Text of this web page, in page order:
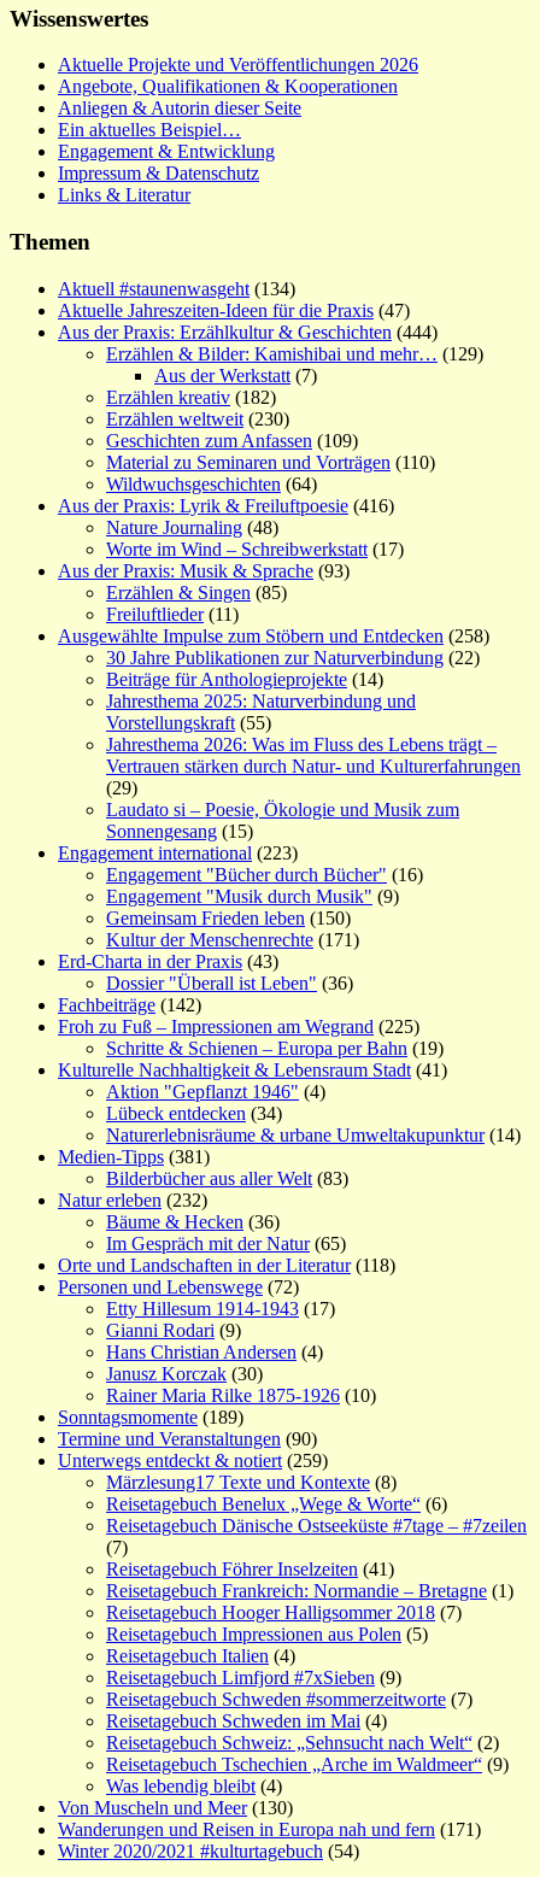
Wissenswertes
Aktuelle Projekte und Veröffentlichungen 2026
Angebote, Qualifikationen & Kooperationen
Anliegen & Autorin dieser Seite
Ein aktuelles Beispiel…
Engagement & Entwicklung
Impressum & Datenschutz
Links & Literatur
Themen
Aktuell #staunenwasgeht (134)
Aktuelle Jahreszeiten-Ideen für die Praxis (47)
Aus der Praxis: Erzählkultur & Geschichten (444)
Erzählen & Bilder: Kamishibai und mehr… (129)
Aus der Werkstatt (7)
Erzählen kreativ (182)
Erzählen weltweit (230)
Geschichten zum Anfassen (109)
Material zu Seminaren und Vorträgen (110)
Wildwuchsgeschichten (64)
Aus der Praxis: Lyrik & Freiluftpoesie (416)
Nature Journaling (48)
Worte im Wind – Schreibwerkstatt (17)
Aus der Praxis: Musik & Sprache (93)
Erzählen & Singen (85)
Freiluftlieder(11)
Ausgewählte Impulse zum Stöbern und Entdecken (258)
30 Jahre Publikationen zur Naturverbindung (22)
Beiträge für Anthologieprojekte (14)
Jahresthema 2025: Naturverbindung und
Vorstellungskraft (55)
Jahresthema 2026: Was im Fluss des Lebens trägt –
Vertrauen stärken durch Natur- und Kulturerfahrungen
(29)
Laudato si – Poesie, Ökologie und Musik zum
Sonnengesang (15)
Engagement international (223)
Engagement "Bücher durch Bücher" (16)
Engagement "Musik durch Musik" (9)
Gemeinsam Frieden leben (150)
Kultur der Menschenrechte (171)
Erd-Charta in der Praxis (43)
Dossier "Überall ist Leben" (36)
Fachbeiträge (142)
Froh zu Fuß – Impressionen am Wegrand (225)
Schritte & Schienen – Europa per Bahn (19)
Kulturelle Nachhaltigkeit & Lebensraum Stadt (41)
Aktion "Gepflanzt 1946" (4)
Lübeck entdecken (34)
Naturerlebnisräume & urbane Umweltakupunktur(14)
Medien-Tipps (381)
Bilderbücher aus aller Welt (83)
Natur erleben (232)
Bäume & Hecken (36)
Im Gespräch mit der Natur(65)
Orte und Landschaften in der Literatur(118)
Personen und Lebenswege (72)
Etty Hillesum 1914-1943 (17)
Gianni Rodari (9)
Hans Christian Andersen (4)
Janusz Korczak (30)
Rainer Maria Rilke 1875-1926 (10)
Sonntagsmomente (189)
Termine und Veranstaltungen (90)
Unterwegs entdeckt & notiert (259)
Märzlesung17 Texte und Kontexte (8)
Reisetagebuch Benelux „Wege & Worte“ (6)
Reisetagebuch Dänische Ostseeküste #7tage – #7zeilen
(7)
Reisetagebuch Föhrer Inselzeiten (41)
Reisetagebuch Frankreich: Normandie – Bretagne (1)
Reisetagebuch Hooger Halligsommer 2018 (7)
Reisetagebuch Impressionen aus Polen (5)
Reisetagebuch Italien (4)
Reisetagebuch Limfjord #7xSieben (9)
Reisetagebuch Schweden #sommerzeitworte (7)
Reisetagebuch Schweden im Mai (4)
Reisetagebuch Schweiz: „Sehnsucht nach Welt“ (2)
Reisetagebuch Tschechien „Arche im Waldmeer“ (9)
Was lebendig bleibt (4)
Von Muscheln und Meer(130)
Wanderungen und Reisen in Europa nah und fern (171)
Winter 2020/2021 #kulturtagebuch (54)